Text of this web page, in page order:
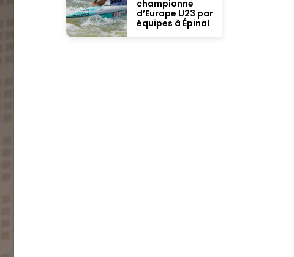
championne
d’Europe U23 par
équipes à Épinal